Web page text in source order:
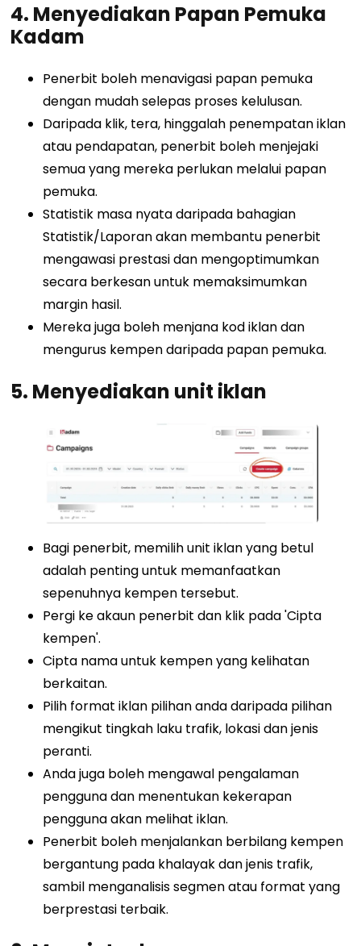
4. Menyediakan Papan Pemuka
Kadam
Penerbit boleh menavigasi papan pemuka
dengan mudah selepas proses kelulusan.
Daripada klik, tera, hinggalah penempatan iklan
atau pendapatan, penerbit boleh menjejaki
semua yang mereka perlukan melalui papan
pemuka.
Statistik masa nyata daripada bahagian
Statistik/Laporan akan membantu penerbit
mengawasi prestasi dan mengoptimumkan
secara berkesan untuk memaksimumkan
margin hasil.
Mereka juga boleh menjana kod iklan dan
mengurus kempen daripada papan pemuka.
5. Menyediakan unit iklan
Bagi penerbit, memilih unit iklan yang betul
adalah penting untuk memanfaatkan
sepenuhnya kempen tersebut.
Pergi ke akaun penerbit dan klik pada 'Cipta
kempen'.
Cipta nama untuk kempen yang kelihatan
berkaitan.
Pilih format iklan pilihan anda daripada pilihan
mengikut tingkah laku trafik, lokasi dan jenis
peranti.
Anda juga boleh mengawal pengalaman
pengguna dan menentukan kekerapan
pengguna akan melihat iklan.
Penerbit boleh menjalankan berbilang kempen
bergantung pada khalayak dan jenis trafik,
sambil menganalisis segmen atau format yang
berprestasi terbaik.